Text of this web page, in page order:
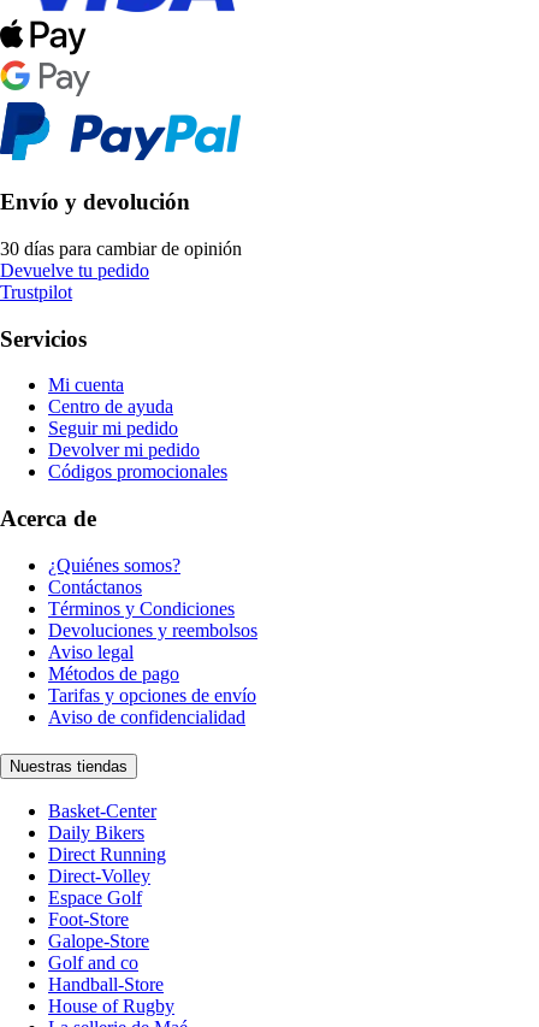
Envío y devolución
30 días para cambiar de opinión
Devuelve tu pedido
Trustpilot
Servicios
Mi cuenta
Centro de ayuda
Seguir mi pedido
Devolver mi pedido
Códigos promocionales
Acerca de
¿Quiénes somos?
Contáctanos
Términos y Condiciones
Devoluciones y reembolsos
Aviso legal
Métodos de pago
Tarifas y opciones de envío
Aviso de confidencialidad
Nuestras tiendas
Basket-Center
Daily Bikers
Direct Running
Direct-Volley
Espace Golf
Foot-Store
Galope-Store
Golf and co
Handball-Store
House of Rugby